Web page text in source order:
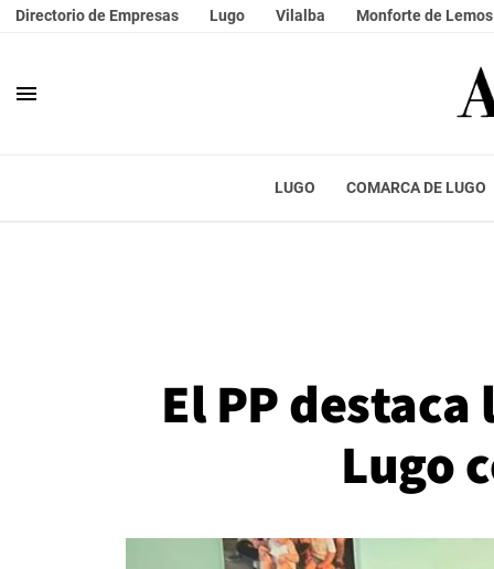
Directorio de Empresas Lugo Vilalba Monforte de Lemos
menu
LUGO COMARCA DE LUGO
El PP
Lugo